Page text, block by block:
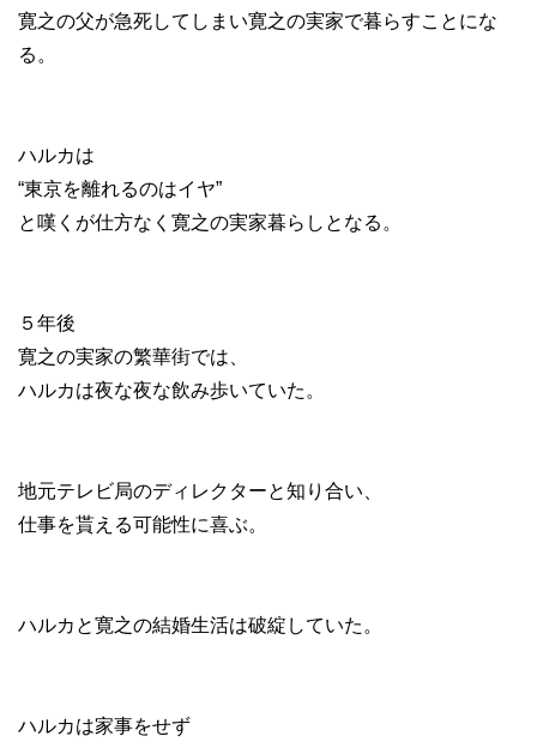
寛之の父が急死してしまい寛之の実家で暮らすことにな
る。
ハルカは
“東京を離れるのはイヤ”
と嘆くが仕方なく寛之の実家暮らしとなる。
５年後
寛之の実家の繁華街では、
ハルカは夜な夜な飲み歩いていた。
地元テレビ局のディレクターと知り合い、
仕事を貰える可能性に喜ぶ。
ハルカと寛之の結婚生活は破綻していた。
ハルカは家事をせず